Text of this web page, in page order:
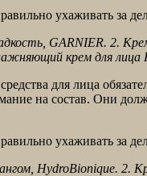
GARNIER. 2.
крем для лица
для лица
на состав. Они
HydroBionique. 2.